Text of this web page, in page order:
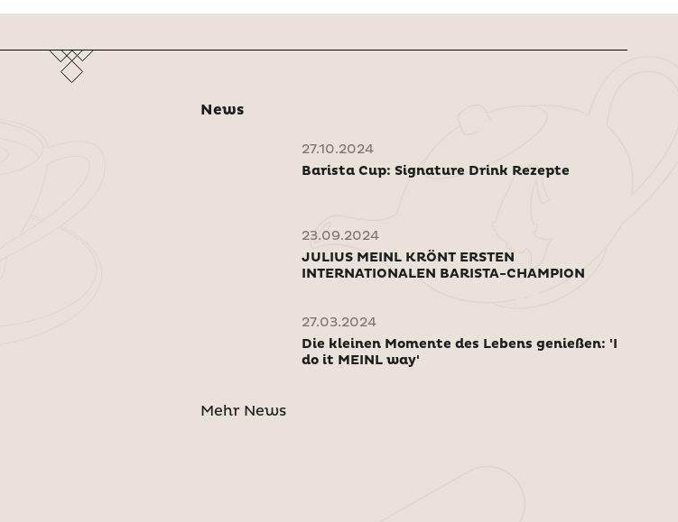
News
27.10.2024
Barista Cup: Signature Drink Rezepte
23.09.2024
JULIUS MEINL KRÖNT ERSTEN
INTERNATIONALEN BARISTA-CHAMPION
27.03.2024
Die kleinen Momente des Lebens genießen: 'I
do it MEINL way'
Mehr News